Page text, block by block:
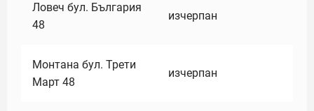
Ловеч бул. България
48
изчерпан
Монтана бул. Трети
Март 48
изчерпан